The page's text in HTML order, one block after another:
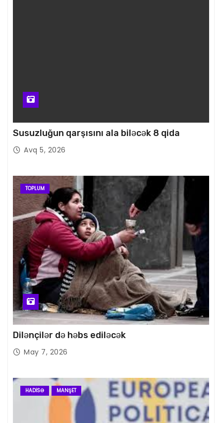
Susuzluğun qarşısını ala biləcək 8 qida
Avq 5, 2026
TOPLUM
Dilənçilər də həbs ediləcək
May 7, 2026
HADISƏ MANŞET